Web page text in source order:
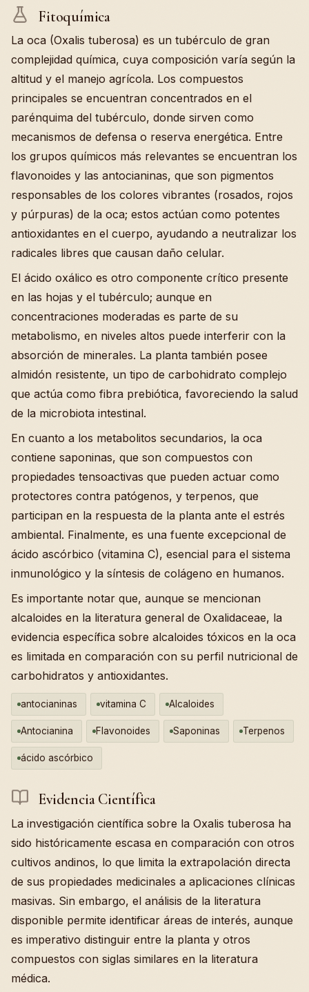
Fitoquímica
La oca (Oxalis tuberosa) es un tubérculo de gran
complejidad química, cuya composición varía según la
altitud y el manejo agrícola. Los compuestos
principales se encuentran concentrados en el
parénquima del tubérculo, donde sirven como
mecanismos de defensa o reserva energética. Entre
los grupos químicos más relevantes se encuentran los
flavonoides y las antocianinas, que son pigmentos
responsables de los colores vibrantes (rosados, rojos
y púrpuras) de la oca; estos actúan como potentes
antioxidantes en el cuerpo, ayudando a neutralizar los
radicales libres que causan daño celular.
El ácido oxálico es otro componente crítico presente
en las hojas y el tubérculo; aunque en
concentraciones moderadas es parte de su
metabolismo, en niveles altos puede interferir con la
absorción de minerales. La planta también posee
almidón resistente, un tipo de carbohidrato complejo
que actúa como fibra prebiótica, favoreciendo la salud
de la microbiota intestinal.
En cuanto a los metabolitos secundarios, la oca
contiene saponinas, que son compuestos con
propiedades tensoactivas que pueden actuar como
protectores contra patógenos, y terpenos, que
participan en la respuesta de la planta ante el estrés
ambiental. Finalmente, es una fuente excepcional de
ácido ascórbico (vitamina C), esencial para el sistema
inmunológico y la síntesis de colágeno en humanos.
Es importante notar que, aunque se mencionan
alcaloides en la literatura general de Oxalidaceae, la
evidencia específica sobre alcaloides tóxicos en la oca
es limitada en comparación con su perfil nutricional de
carbohidratos y antioxidantes.
antocianinas vitamina C Alcaloides
Antocianina Flavonoides Saponinas Terpenos
ácido ascórbico
Evidencia Científica
La investigación científica sobre la Oxalis tuberosa ha
sido históricamente escasa en comparación con otros
cultivos andinos, lo que limita la extrapolación directa
de sus propiedades medicinales a aplicaciones clínicas
masivas. Sin embargo, el análisis de la literatura
disponible permite identificar áreas de interés, aunque
es imperativo distinguir entre la planta y otros
compuestos con siglas similares en la literatura
médica.